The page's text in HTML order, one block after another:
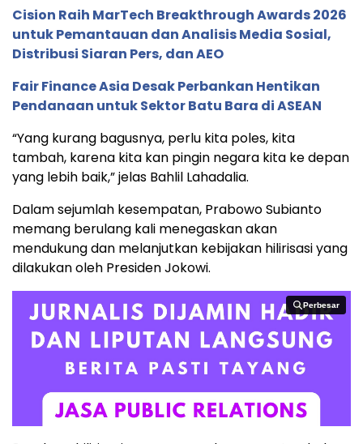
Cision Raih MarTech Breakthrough Awards 2026
untuk Pemantauan dan Analisis Media Sosial,
Distribusi Siaran Pers, dan AEO
Fair Finance Asia Desak Perbankan Hentikan
Pendanaan untuk Sektor Batu Bara di ASEAN
“Yang kurang bagusnya, perlu kita poles, kita
tambah, karena kita kan pingin negara kita ke depan
yang lebih baik,” jelas Bahlil Lahadalia.
Dalam sejumlah kesempatan, Prabowo Subianto
memang berulang kali menegaskan akan
mendukung dan melanjutkan kebijakan hilirisasi yang
dilakukan oleh Presiden Jokowi.
Perbesar
Perbesar